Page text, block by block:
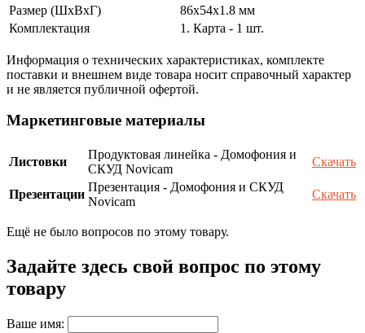
Размер (ШxВxГ)
86х54x1.8 мм
Комплектация
1. Карта - 1 шт.
Информация о технических характеристиках, комплекте
поставки и внешнем виде товара носит справочный характер
и не является публичной офертой.
Маркетинговые материалы
Листовки
Продуктовая линейка - Домофония и
СКУД Novicam
Скачать
Презентации
Презентация - Домофония и СКУД
Novicam
Скачать
Ещё не было вопросов по этому товару.
Задайте здесь свой вопрос по этому
товару
Ваше имя: